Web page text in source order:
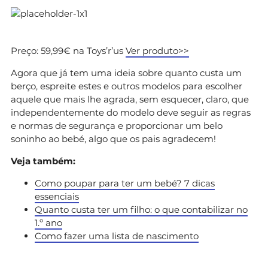
Preço: 59,99€ na Toys’r’us Ver produto>>
Agora que já tem uma ideia sobre quanto custa um
berço, espreite estes e outros modelos para escolher
aquele que mais lhe agrada, sem esquecer, claro, que
independentemente do modelo deve seguir as regras
e normas de segurança e proporcionar um belo
soninho ao bebé, algo que os pais agradecem!
Veja também:
Como poupar para ter um bebé? 7 dicas
essenciais
Quanto custa ter um filho: o que contabilizar no
1.º ano
Como fazer uma lista de nascimento